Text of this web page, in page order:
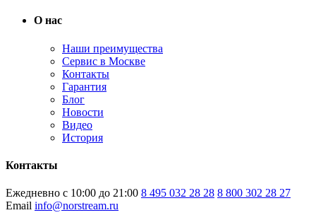
О нас
Наши преимущества
Сервис в Москве
Контакты
Гарантия
Блог
Новости
Видео
История
Контакты
Ежедневно с 10:00 до 21:00 8 495 032 28 28 8 800 302 28 27
Email info@norstream.ru